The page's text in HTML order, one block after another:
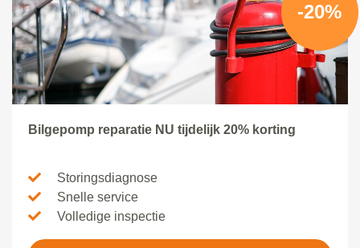
-20%
Bilgepomp reparatie NU tijdelijk 20% korting
Storingsdiagnose
Snelle service
Volledige inspectie